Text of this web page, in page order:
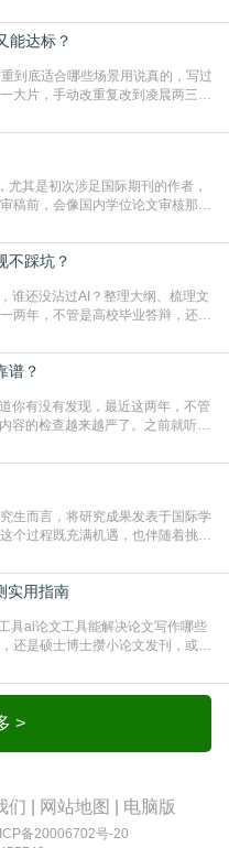
网络。本篇AEIC学术交流中心小编
研究成果的传播与反馈学术会议通
长的
能达标？
到底适合哪些场景用说真的，写过
大片，手动改重复改到凌晨两三
草，选对工具，半天就能搞定你两
重，但如果你符合下面这些场景，
其是初次涉足国际期刊的作者，
稿前，会像国内学位论文审核那
内容的审查是严谨投稿流程中不可
大家介绍“投稿SCI有查重吗”。
S
不踩坑？
谁还没沾过AI？整理大纲、梳理文
两年，不管是高校毕业答辩，还是
查重到底有啥区别？这里说透：普
例，防的是抄袭；AI查重查的是你
谱？
你有没有发现，最近这两年，不管
容的检查越来越严了。之前就听身
冤了。现在国内多数高校和核心期
生成内容辅助写作，必须明确标
生而言，将研究成果发表于国际学
个过程既充满机遇，也伴随着挑
价值和难度究竟如何衡量。本篇
会议论文好发表吗”。一、会议论
论文的发
实用指南
具ai论文工具能解决论文写作哪些
还是硕士博士攒小论文发刊，或是
常改不到点上，交上去才发现重复
文工具，这些痛点基本都能高效解
>
们 网站地图 电脑版
备20006702号-20